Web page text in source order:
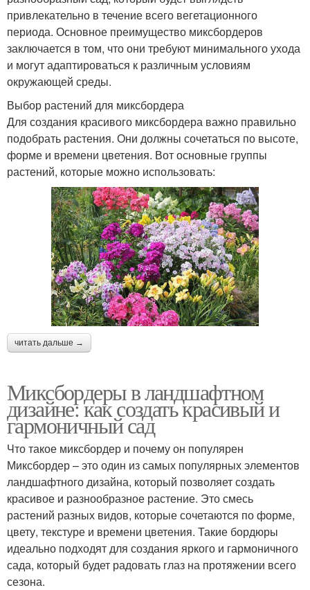
привлекательно в течение всего вегетационного
периода. Основное преимущество миксбордеров
заключается в том, что они требуют минимального ухода
и могут адаптироваться к различным условиям
окружающей среды.
Выбор растений для миксбордера
Для создания красивого миксбордера важно правильно
подобрать растения. Они должны сочетаться по высоте,
форме и времени цветения. Вот основные группы
растений, которые можно использовать:
читать дальше →
Миксбордеры в ландшафтном
дизайне: как создать красивый и
гармоничный сад
Что такое миксбордер и почему он популярен
Миксбордер – это один из самых популярных элементов
ландшафтного дизайна, который позволяет создать
красивое и разнообразное растение. Это смесь
растений разных видов, которые сочетаются по форме,
цвету, текстуре и времени цветения. Такие бордюры
идеально подходят для создания яркого и гармоничного
сада, который будет радовать глаз на протяжении всего
сезона.